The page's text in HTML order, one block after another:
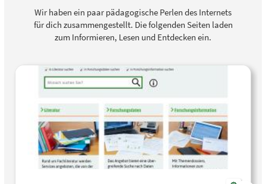
Wir haben ein paar pädagogische Perlen des Internets
für dich zusammengestellt. Die folgenden Seiten laden
zum Informieren, Lesen und Entdecken ein.